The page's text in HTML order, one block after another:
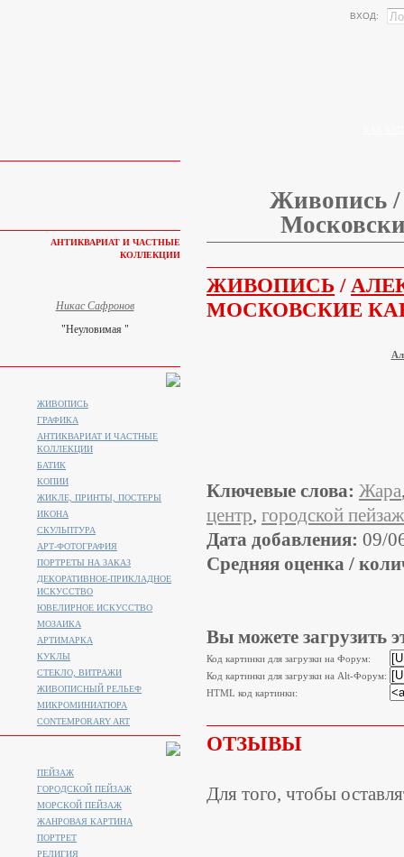
ВХОД:
Живопись /
ЖИВОПИСЬ /
МОСКОВСКИЕ
Ключевые слова: Жара
центр, городской пейзаж
Дата добавления: 09/
Средняя оценка /
Вы можете загрузить
Код картинки для загрузки на Форум:
Код картинки для загрузки на Alt-Форум:
HTML код картинки:
ОТЗЫВЫ
Для того, чтобы
АНТИКВАРИАТ И ЧАСТНЫЕ
КОЛЛЕКЦИИ
Никас Сафронов
"Неуловимая "
ЖИВОПИСЬ
ГРАФИКА
АНТИКВАРИАТ И ЧАСТНЫЕ
КОЛЛЕКЦИИ
БАТИК
КОПИИ
ЖИКЛЕ, ПРИНТЫ, ПОСТЕРЫ
ИКОНА
СКУЛЬПТУРА
АРТ-ФОТОГРАФИЯ
ПОРТРЕТЫ НА ЗАКАЗ
ДЕКОРАТИВНОЕ-ПРИКЛАДНОЕ
ИСКУССТВО
ЮВЕЛИРНОЕ ИСКУССТВО
МОЗАИКА
АРТИМАРКА
КУКЛЫ
СТЕКЛО, ВИТРАЖИ
ЖИВОПИСНЫЙ РЕЛЬЕФ
МИКРОМИНИАТЮРА
CONTEMPORARY ART
ПЕЙЗАЖ
ГОРОДСКОЙ ПЕЙЗАЖ
МОРСКОЙ ПЕЙЗАЖ
ЖАНРОВАЯ КАРТИНА
ПОРТРЕТ
РЕЛИГИЯ